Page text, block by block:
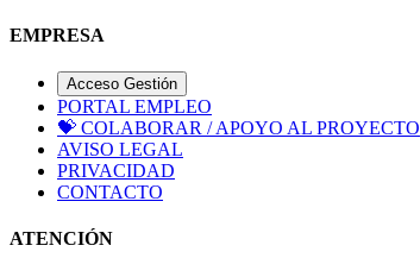
EMPRESA
Acceso Gestión
PORTAL EMPLEO
💝 COLABORAR / APOYO AL PROYECTO
AVISO LEGAL
PRIVACIDAD
CONTACTO
ATENCIÓN